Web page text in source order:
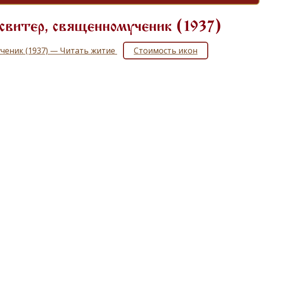
священномученик (1937)
(1937) — Читать житие Стоимость икон